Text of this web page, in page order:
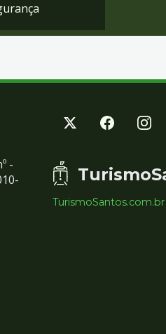
-
TurismoSantos.com.br